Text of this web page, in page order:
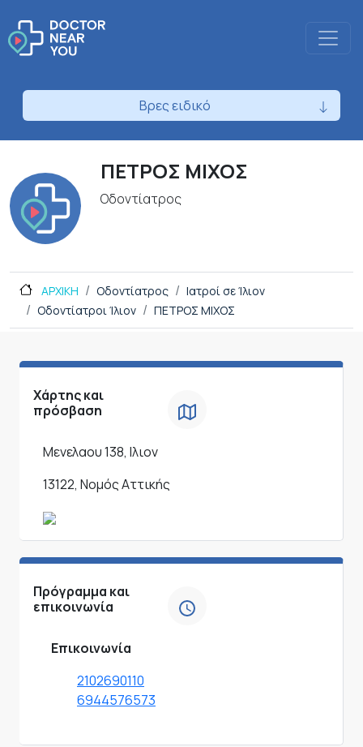
Βρες ειδικό
ΠΕΤΡΟΣ ΜΙΧΟΣ
Οδοντίατρος
ΑΡΧΙΚΗ Οδοντίατρος
Ιατροί σε Ίλιον
Οδοντίατροι Ίλιον
ΠΕΤΡΟΣ ΜΙΧΟΣ
Χάρτης και
πρόσβαση
Μενελαου 138, Ιλιον
13122, Νομός Αττικής
Πρόγραμμα και
επικοινωνία
Επικοινωνία
2102690110
6944576573